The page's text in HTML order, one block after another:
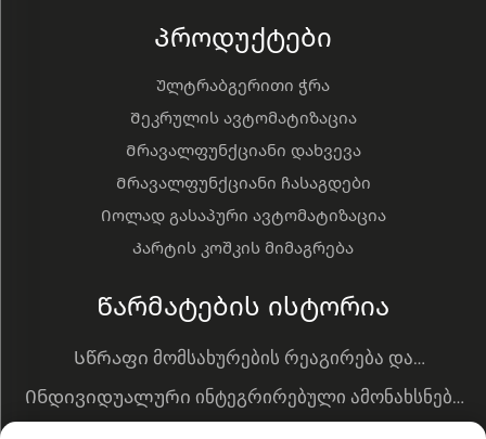
Პროდუქტები
Ულტრაბგერითი ჭრა
Შეკრულის ავტომატიზაცია
Მრავალფუნქციანი დახვევა
Მრავალფუნქციანი ჩასაგდები
Იოლად გასაპური ავტომატიზაცია
Კარტის კოშკის მიმაგრება
Წარმატების ისტორია
Სწრაფი მომსახურების რეაგირება და
აღჭურვილობის განახლება ახალი მოთხოვნების
დასაკმაყოფილებლად
Ინდივიდუალური ინტეგრირებული ამონახსნები